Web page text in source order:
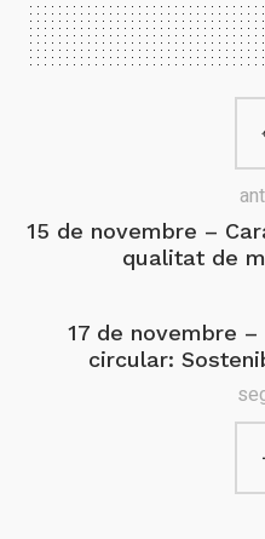
15 de novembre –
qualitat de
17 de novembre
circular: